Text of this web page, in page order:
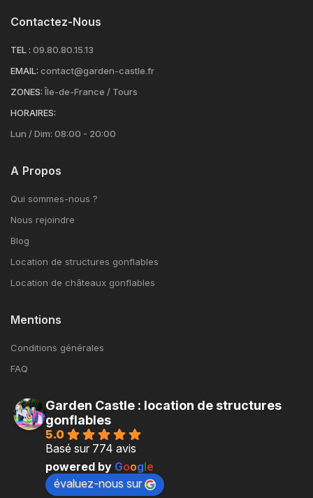
Contactez-Nous
TEL : 09.80.80.15.13
EMAIL: contact@garden-castle.fr
ZONES: Île-de-France / Tours
HORAIRES:
Lun / Dim: 08:00 - 20:00
A Propos
Qui sommes-nous ?
Nous rejoindre
Blog
Location de structures gonflables
Location de châteaux gonflables
Mentions
Conditions générales
FAQ
Garden Castle : location de structures
gonflables
5.0
Basé sur 774 avis
powered by Google
évaluez-nous sur